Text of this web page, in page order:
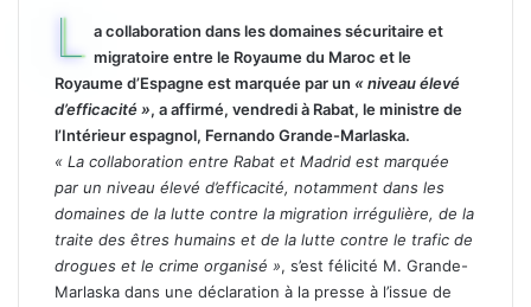
L a collaboration dans les domaines sécuritaire et
migratoire entre le Royaume du Maroc et le
Royaume d’Espagne est marquée par un « niveau élevé
d’efficacité », a affirmé, vendredi à Rabat, le ministre de
l’Intérieur espagnol, Fernando Grande-Marlaska.
« La collaboration entre Rabat et Madrid est marquée
par un niveau élevé d’efficacité, notamment dans les
domaines de la lutte contre la migration irrégulière, de la
traite des êtres humains et de la lutte contre le trafic de
drogues et le crime organisé », s’est félicité M. Grande-
Marlaska dans une déclaration à la presse à l’issue de